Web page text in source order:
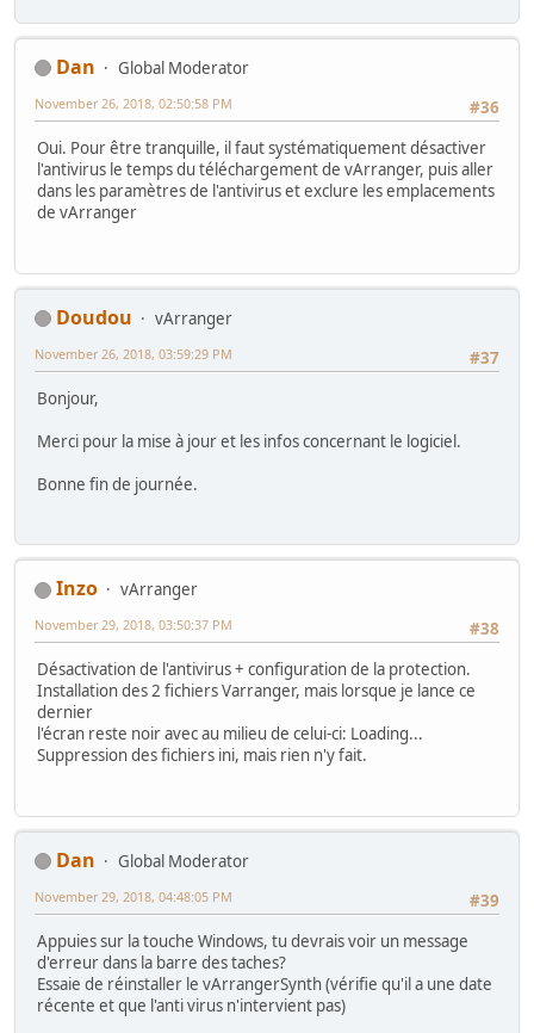
Dan
Global Moderator
#36
November 26, 2018, 02:50:58 PM
Oui. Pour être tranquille, il faut systématiquement désactiver
l'antivirus le temps du téléchargement de vArranger, puis aller
dans les paramètres de l'antivirus et exclure les emplacements
de vArranger
Doudou
vArranger
#37
November 26, 2018, 03:59:29 PM
Bonjour,
Merci pour la mise à jour et les infos concernant le logiciel.
Bonne fin de journée.
Inzo
vArranger
#38
November 29, 2018, 03:50:37 PM
Désactivation de l'antivirus + configuration de la protection.
Installation des 2 fichiers Varranger, mais lorsque je lance ce
dernier
l'écran reste noir avec au milieu de celui-ci: Loading...
Suppression des fichiers ini, mais rien n'y fait.
Dan
Global Moderator
#39
November 29, 2018, 04:48:05 PM
Appuies sur la touche Windows, tu devrais voir un message
d'erreur dans la barre des taches?
Essaie de réinstaller le vArrangerSynth (vérifie qu'il a une date
récente et que l'anti virus n'intervient pas)